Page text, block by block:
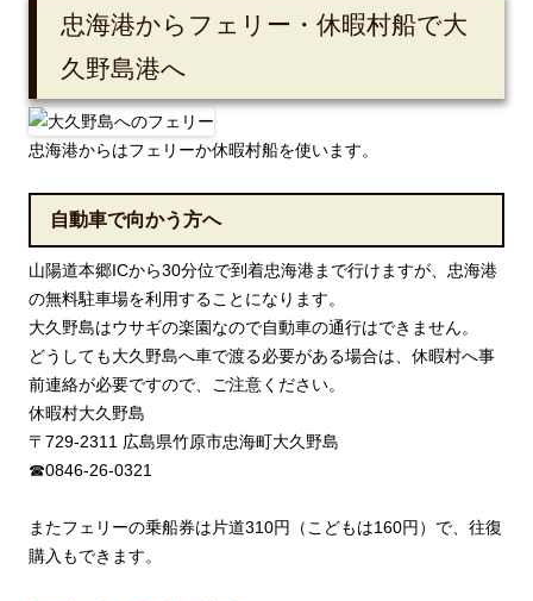
忠海港からフェリー・休暇村船で大
久野島港へ
忠海港からはフェリーか休暇村船を使います。
自動車で向かう方へ
山陽道本郷ICから30分位で到着忠海港まで行けますが、忠海港
の無料駐車場を利用することになります。
大久野島はウサギの楽園なので自動車の通行はできません。
どうしても大久野島へ車で渡る必要がある場合は、休暇村へ事
前連絡が必要ですので、ご注意ください。
休暇村大久野島
〒729-2311 広島県竹原市忠海町大久野島
☎0846-26-0321
またフェリーの乗船券は片道310円（こどもは160円）で、往復
購入もできます。